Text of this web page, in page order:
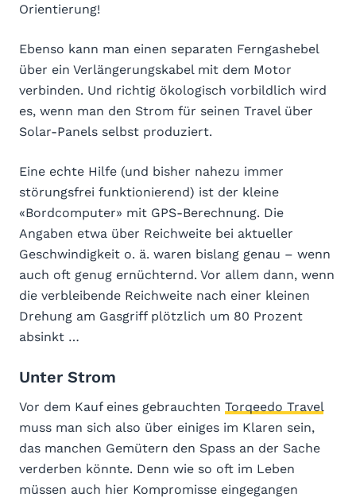
Orientierung!
Ebenso kann man einen separaten Ferngashebel
über ein Verlängerungskabel mit dem Motor
verbinden. Und richtig ökologisch vorbildlich wird
es, wenn man den Strom für seinen Travel über
Solar-Panels selbst produziert.
Eine echte Hilfe (und bisher nahezu immer
störungsfrei funktionierend) ist der kleine
«Bordcomputer» mit GPS-Berechnung. Die
Angaben etwa über Reichweite bei aktueller
Geschwindigkeit o. ä. waren bislang genau – wenn
auch oft genug ernüchternd. Vor allem dann, wenn
die verbleibende Reichweite nach einer kleinen
Drehung am Gasgriff plötzlich um 80 Prozent
absinkt …
Unter Strom
Vor dem Kauf eines gebrauchten Torqeedo Travel
muss man sich also über einiges im Klaren sein,
das manchen Gemütern den Spass an der Sache
verderben könnte. Denn wie so oft im Leben
müssen auch hier Kompromisse eingegangen